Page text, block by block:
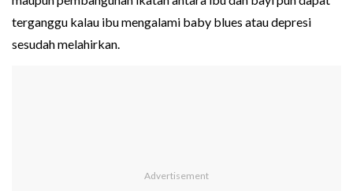
terganggu kalau ibu mengalami baby blues atau depresi
sesudah melahirkan.